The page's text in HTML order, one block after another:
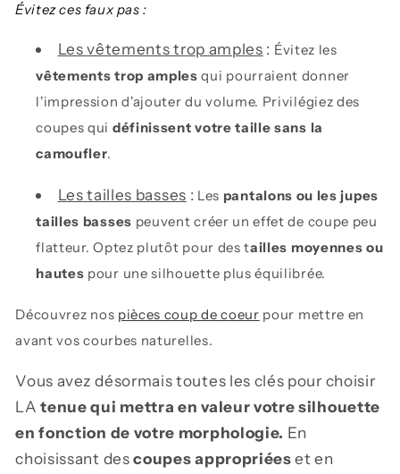
Évitez ces faux pas :
Les vêtements trop amples : Évitez les
vêtements trop amples qui pourraient donner
l'impression d'ajouter du volume. Privilégiez des
coupes qui définissent votre taille sans la
camoufler.
Les tailles basses : Les pantalons ou les jupes
tailles basses peuvent créer un effet de coupe peu
flatteur. Optez plutôt pour des tailles moyennes ou
hautes pour une silhouette plus équilibrée.
Découvrez nos pièces coup de coeur pour mettre en
avant vos courbes naturelles.
Vous avez désormais toutes les clés pour choisir
LAtenue qui mettra en valeur votre silhouette
en fonction de votre morphologie. En
choisissant descoupes appropriéeset en